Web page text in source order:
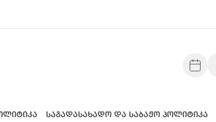
საგადასახადო და საბაჟო პოლიტიკა